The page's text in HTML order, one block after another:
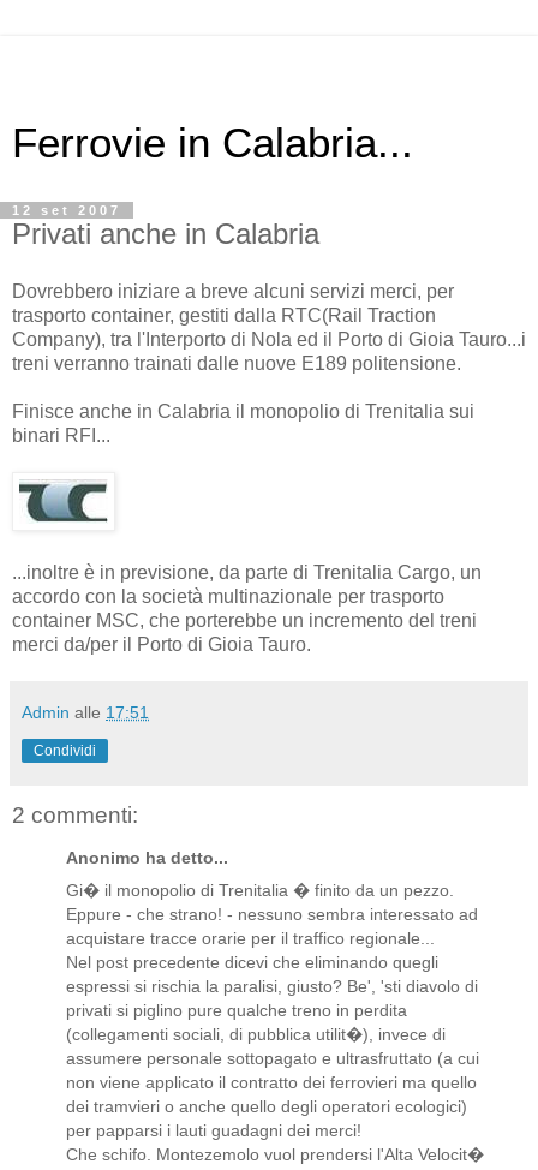
Ferrovie in Calabria...
12 set 2007
Privati anche in Calabria
Dovrebbero iniziare a breve alcuni servizi merci, per
trasporto container, gestiti dalla RTC(Rail Traction
Company), tra l'Interporto di Nola ed il Porto di Gioia Tauro...i
treni verranno trainati dalle nuove E189 politensione.
Finisce anche in Calabria il monopolio di Trenitalia sui
binari RFI...
...inoltre è in previsione, da parte di Trenitalia Cargo, un
accordo con la società multinazionale per trasporto
container MSC, che porterebbe un incremento del treni
merci da/per il Porto di Gioia Tauro.
Admin alle 17:51
Condividi
2 commenti:
Anonimo ha detto...
Gi� il monopolio di Trenitalia � finito da un pezzo.
Eppure - che strano! - nessuno sembra interessato ad
acquistare tracce orarie per il traffico regionale...
Nel post precedente dicevi che eliminando quegli
espressi si rischia la paralisi, giusto? Be', 'sti diavolo di
privati si piglino pure qualche treno in perdita
(collegamenti sociali, di pubblica utilit�), invece di
assumere personale sottopagato e ultrasfruttato (a cui
non viene applicato il contratto dei ferrovieri ma quello
dei tramvieri o anche quello degli operatori ecologici)
per papparsi i lauti guadagni dei merci!
Che schifo. Montezemolo vuol prendersi l'Alta Velocit�